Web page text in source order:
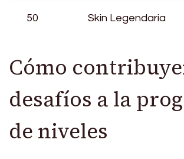
50 Skin Legendaria
Cómo
desafíos a la
de niveles